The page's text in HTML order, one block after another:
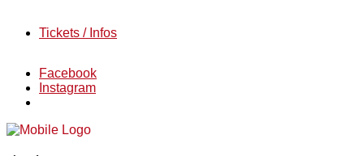
Tickets / Infos
Facebook
Instagram